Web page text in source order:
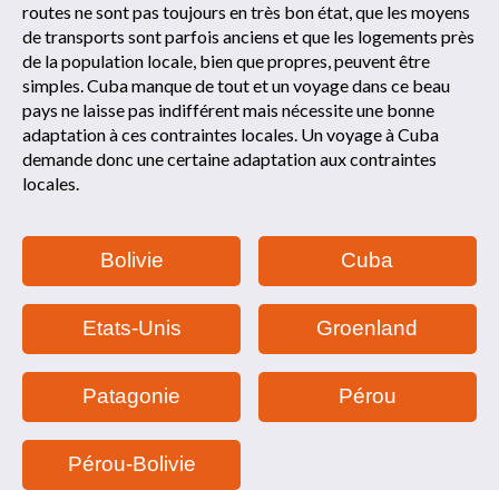
routes ne sont pas toujours en très bon état, que les moyens
de transports sont parfois anciens et que les logements près
de la population locale, bien que propres, peuvent être
simples. Cuba manque de tout et un voyage dans ce beau
pays ne laisse pas indifférent mais nécessite une bonne
adaptation à ces contraintes locales. Un voyage à Cuba
demande donc une certaine adaptation aux contraintes
locales.
Bolivie Cuba
Etats-Unis Groenland
Patagonie Pérou
Pérou-Bolivie